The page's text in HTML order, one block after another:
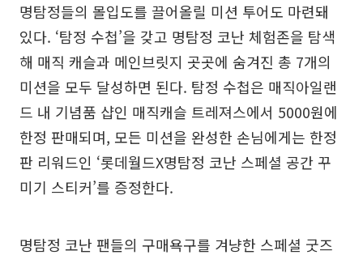
명탐정들의 몰입도를 끌어올릴 미션 투어도 마련돼
있다. ‘탐정 수첩’을 갖고 명탐정 코난 체험존을 탐색
해 매직 캐슬과 메인브릿지 곳곳에 숨겨진 총 7개의
미션을 모두 달성하면 된다. 탐정 수첩은 매직아일랜
드 내 기념품 샵인 매직캐슬 트레져스에서 5000원에
한정 판매되며, 모든 미션을 완성한 손님에게는 한정
판 리워드인 ‘롯데월드X명탐정 코난 스페셜 공간 꾸
미기 스티커’를 증정한다.
명탐정 코난 팬들의 구매욕구를 겨냥한 스페셜 굿즈